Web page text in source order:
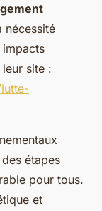
nécessité
site :
étapes
pour tous.
et